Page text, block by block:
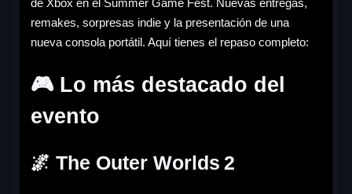
de Xbox en el Summer Game Fest. Nuevas entregas,
remakes, sorpresas indie y la presentación de una
nueva consola portátil. Aquí tienes el repaso completo:
🎮 Lo más destacado del
evento
🌌 The Outer Worlds 2